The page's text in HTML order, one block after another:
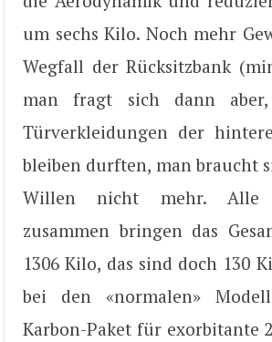
um sechs Kilo. Noch mehr
Wegfall der Rücksitzbank
man fragt sich dann
Türverkleidungen der
bleiben durften, man braucht
Willen nicht mehr. Alle
zusammen bringen das
1306 Kilo, das sind doch 130
bei den «normalen»
Karbon-Paket für exorbitante